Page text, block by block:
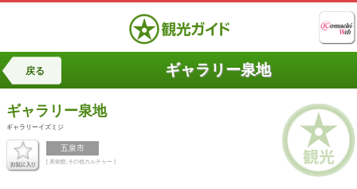
戻る ギャラリー泉地
ギャラリー泉地
ギャラリーイズミジ
五泉市
[ 美術館,その他カルチャー ]